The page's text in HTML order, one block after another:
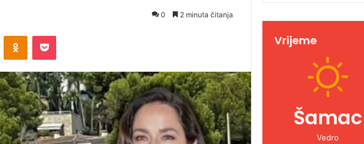
0 2 minuta čitanja
Vrijeme
Šamac
Vedro